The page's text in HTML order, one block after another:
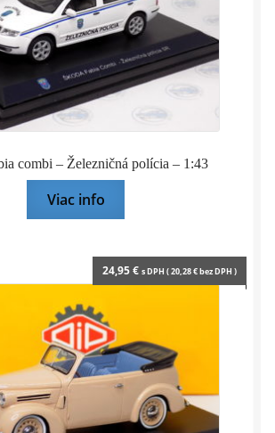
combi – Železničná polícia – 1:43
Viac info
24,95€ s DPH (20,28€bez DPH )